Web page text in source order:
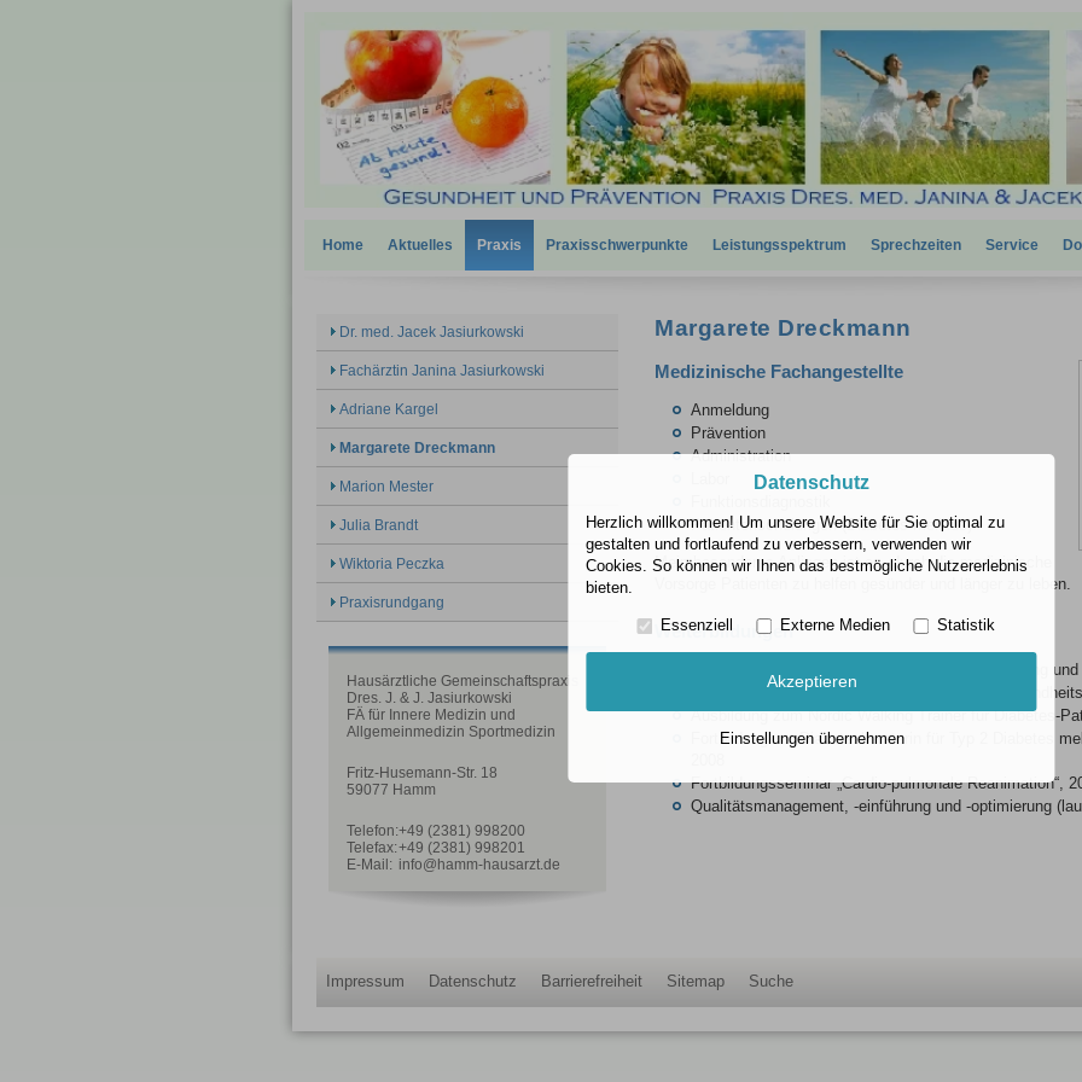
Home Aktuelles Praxis Praxisschwerpunkte Leistungsspektrum Sprechzeiten Service
Dr. med. Jacek Jasiurkowski
Fachärztin Janina Jasiurkowski
Adriane Kargel
Margarete Dreckmann
Marion Mester
Julia Brandt
Wiktoria Peczka
Praxisrundgang
Hausärztliche Gemeinschaftspraxis
Dres. J. & J. Jasiurkowski
FÄ für Innere Medizin und
Allgemeinmedizin Sportmedizin
Fritz-Husemann-Str. 18
59077 Hamm
Telefon:+49 (2381) 998200
Telefax:+49 (2381) 998201
E-Mail: info@hamm-hausarzt.de
Margarete Dreckmann
Medizinische Fachangestellte
Anmeldung
Prävention
Administration
Patientenschulungen (Diabetes mellitus)
Mein besonderes Anliegen ist es, durch die medizinische
Vorsorge Patienten zu helfen gesünder und länger zu leben.
Weiterbildungen
Fortbildung zur Fachkraft im Bereich der Ernährung
Fortbildung in „Management für individuelle
Ausbildung zum Nordic Walking Trainer für Diabetes-
Fortbildung zur Diabetesberaterin für Typ 2 Diabetes
Fortbildungsseminar „Cardio-pulmonale Reanimation“,
Qualitätsmanagement, -einführung und -optimierung
Impressum Datenschutz Barrierefreiheit Sitemap Suche
Datenschutz
Herzlich willkommen! Um unsere Website für Sie optimal zu
gestalten und fortlaufend zu verbessern, verwenden wir
Cookies. So können wir Ihnen das bestmögliche Nutzererlebnis
bieten.
Essenziell Externe Medien Statistik
Akzeptieren
Einstellungen übernehmen